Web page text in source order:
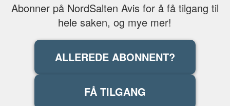
Abonner på NordSalten Avis for å få tilgang til
hele saken, og mye mer!
ALLEREDE ABONNENT?
FÅ TILGANG